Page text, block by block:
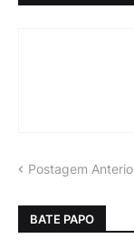
Postagem
BATE PAPO